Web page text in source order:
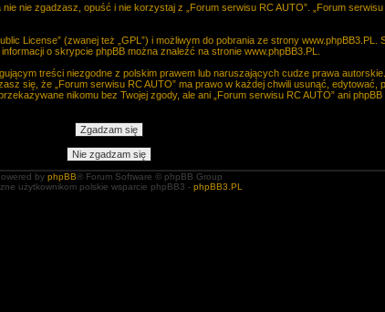
nie zgadzasz, opuść i nie korzystaj z „Forum serwisu RC AUTO”. „Forum
License” (zwanej też „GPL”) i możliwym do pobrania ze strony www.phpBB3.PL
.
o skrypcie phpBB można znaleźć na stronie www.phpBB3.PL
treści niezgodne z polskim prawem lub naruszających cudze prawa
się, że „Forum serwisu RC AUTO” ma prawo w każdej chwili usunąć,
nikomu bez Twojej zgody, ale ani „Forum serwisu RC AUTO” ani
by phpBB® Forum Software © phpBB Group
użytkownikom polskie wsparcie phpBB3 - phpBB3.PL